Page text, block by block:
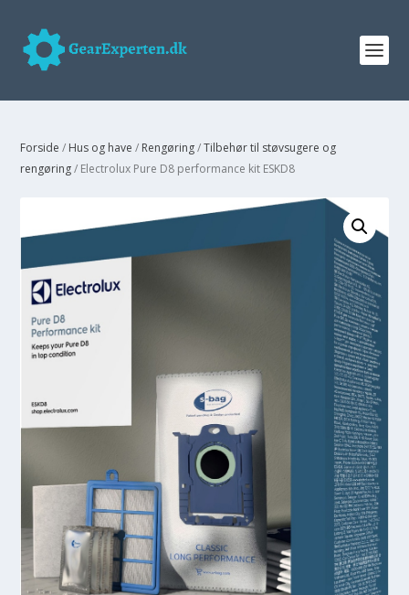
Forside / Hus og have / Rengøring/Tilbehør til støvsugere og
rengøring/ Electrolux Pure D8 performance kit ESKD8